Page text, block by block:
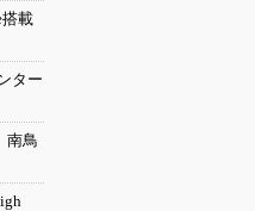
搭載
ター
南鳥